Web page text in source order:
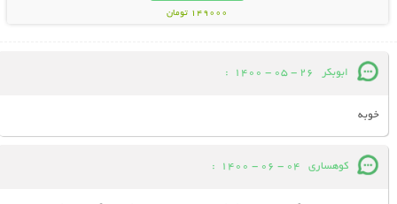
149000 تومان
ابوبکر 26 - 05 - 1400
:
خوبه
کوهساری 04 - 06 - 1400
: